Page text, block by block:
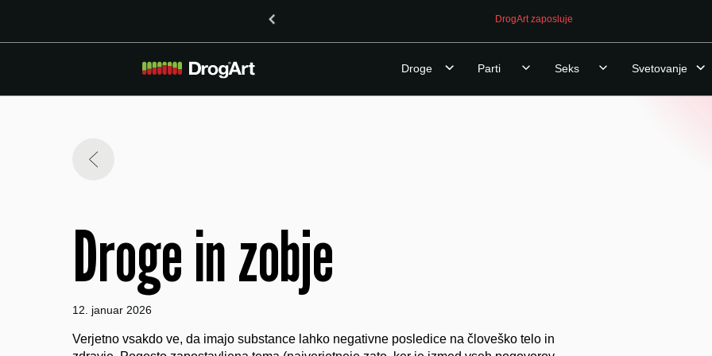
DrogArt zaposluje
Droge Parti Seks Svetovanje
Droge in zobje
12. januar 2026
Verjetno vsakdo ve, da imajo substance lahko negativne posledice na človeško telo in